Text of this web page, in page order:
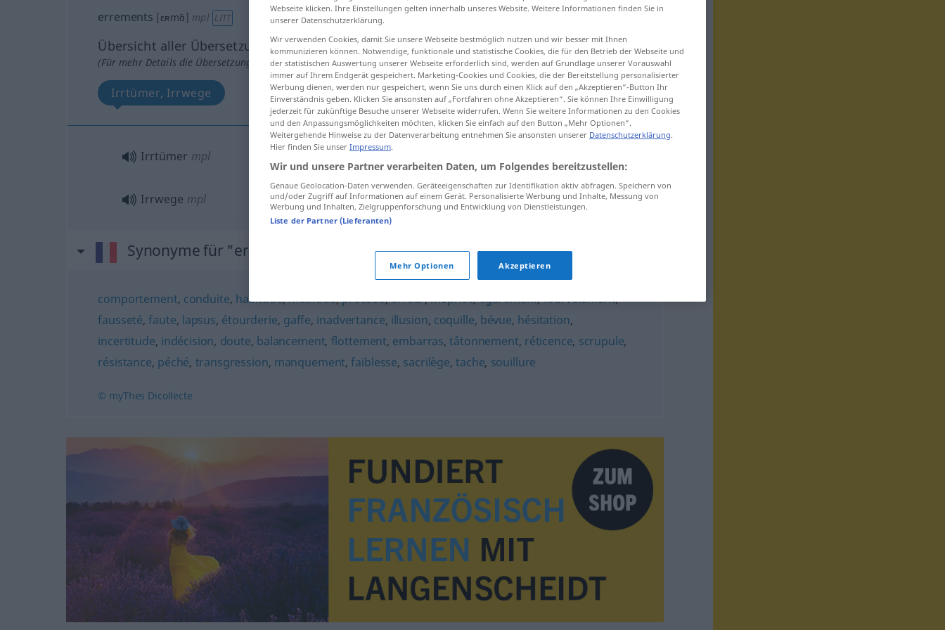
errements [ɛʀmɑ̃] mpl LITT
Übersicht aller Übersetzungen
(Für mehr Details die Übersetzung anklicken/antippen)
Irrtümer, Irrwege
Irrtümer mpl
Irrwege mpl errements
Synonyme für "errements"
comportement, conduite, habitude,méthode,procédé,erreur,méprise,égarement,fourvoiement,
fausseté,faute, lapsus, étourderie, gaffe, inadvertance, illusion, coquille, bévue, hésitation,
incertitude, indécision, doute, balancement, flottement, embarras,tâtonnement, réticence, scrupule,
résistance, péché, transgression, manquement,faiblesse, sacrilège,tache, souillure
© myThes Dicollecte
Webseite klicken. Ihre Einstellungen gelten innerhalb unseres Website. Weitere Informationen finden Sie in
unserer Datenschutzerklärung.
Wir verwenden Cookies, damit Sie unsere Webseite bestmöglich nutzen und wir besser mit Ihnen
kommunizieren können. Notwendige, funktionale und statistische Cookies, die für den Betrieb der Webseite und
der statistischen Auswertung unserer Webseite erforderlich sind, werden auf Grundlage unserer Vorauswahl
immer auf Ihrem Endgerät gespeichert. Marketing-Cookies und Cookies, die der Bereitstellung personalisierter
Werbung dienen, werden nur gespeichert, wenn Sie uns durch einen Klick auf den „Akzeptieren“-Button Ihr
Einverständnis geben. Klicken Sie ansonsten auf „Fortfahren ohne Akzeptieren“. Sie können Ihre Einwilligung
jederzeit für zukünftige Besuche unserer Webseite widerrufen. Wenn Sie weitere Informationen zu den Cookies
und den Anpassungsmöglichkeiten möchten, klicken Sie einfach auf den Button „Mehr Optionen“.
Weitergehende Hinweise zu der Datenverarbeitung entnehmen Sie ansonsten unserer Datenschutzerklärung.
Hier finden Sie unser Impressum.
Wir und unsere Partner verarbeiten Daten, um Folgendes bereitzustellen:
Genaue Geolocation-Daten verwenden. Geräteeigenschaften zur Identifikation aktiv abfragen. Speichern von
und/oder Zugriff auf Informationen auf einem Gerät. Personalisierte Werbung und Inhalte, Messung von
Werbung und Inhalten, Zielgruppenforschung und Entwicklung von Dienstleistungen.
Liste der Partner (Lieferanten)
Mehr Optionen Akzeptieren